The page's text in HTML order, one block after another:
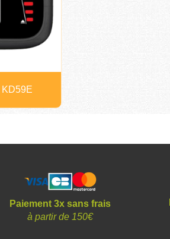
KD59E
Paiement 3x sans frais
à partir de 150€